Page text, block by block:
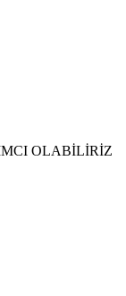
OLABİLİRİZ